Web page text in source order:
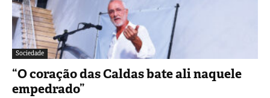
Sociedade
“O coração das Caldas bate ali naquele
empedrado”